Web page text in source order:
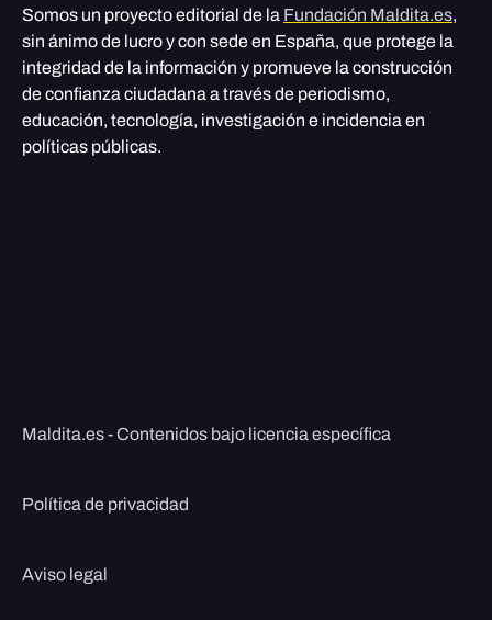
Somos un proyecto editorial de la Fundación Maldita.es,
sin ánimo de lucro y con sede en España, que protege la
integridad de la información y promueve la construcción
de confianza ciudadana a través de periodismo,
educación, tecnología, investigación e incidencia en
políticas públicas.
Maldita.es - Contenidos bajo licencia específica
Política de privacidad
Aviso legal